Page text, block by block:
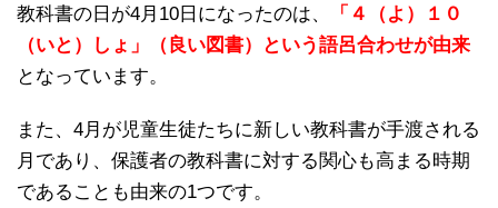
教科書の日が4月10日になったのは、
「４（よ）１０
（いと）しょ」（良い図書）という語呂合わせが由来
となっています。
また、4月が児童生徒たちに新しい教科書が手渡される
月であり、保護者の教科書に対する関心も高まる時期
であることも由来の1つです。